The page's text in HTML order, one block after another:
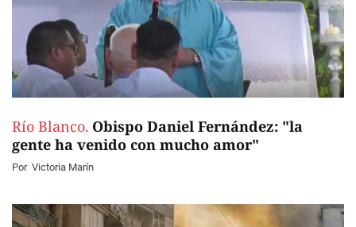
Río Blanco. Obispo Daniel Fernández: "la
gente ha venido con mucho amor"
Por Victoria Marín